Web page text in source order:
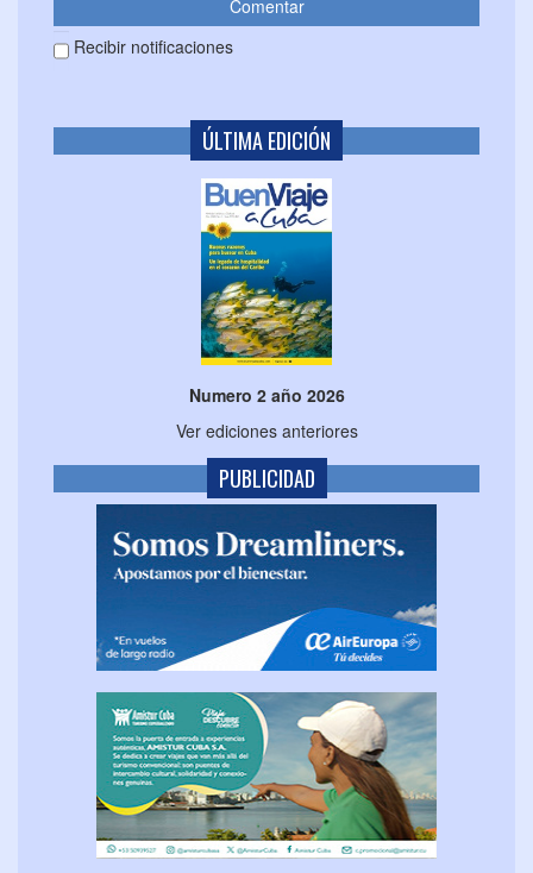
Recibir notificaciones
ÚLTIMA EDICIÓN
Numero 2 año 2026
Ver ediciones anteriores
PUBLICIDAD